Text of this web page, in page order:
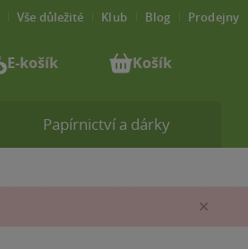
Papírnictví a dárky
Vše důležité Klub Blog Prodejny
E-košík Košík